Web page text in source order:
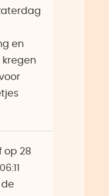
en
op 28
06:11
de